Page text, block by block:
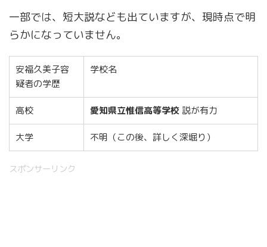
一部では、短大説なども出ていますが、現時点で明
らかになっていません。
安福久美子容
疑者の学歴
学校名
高校 愛知県立惟信高等学校 説が有力
大学 不明（この後、詳しく深堀り）
スポンサーリンク